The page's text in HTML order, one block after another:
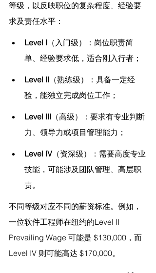
等级，以反映职位的复杂程度、经验要
求及责任水平：
Level I （入门级）：岗位职责简
单、经验要求低，适合刚入行者；
Level II （熟练级）：具备一定经
验，能独立完成岗位工作；
Level III （高级）：要求有专业判断
力、领导力或项目管理能力；
Level IV （资深级）：需要高度专业
技能，可能涉及团队管理、高层职
责。
不同等级对应不同的薪资标准。例如，
一位软件工程师在纽约的Level II
Prevailing Wage 可能是 $130,000，而
Level IV 则可能高达 $170,000。